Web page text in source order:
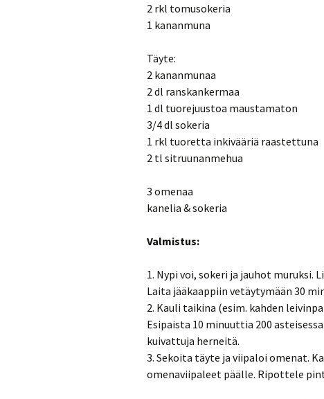
2 rkl tomusokeria
1 kananmuna
Täyte:
2 kananmunaa
2 dl ranskankermaa
1 dl tuorejuustoa maustamaton
3/4 dl sokeria
1 rkl tuoretta inkivääriä raastettuna
2 tl sitruunanmehua
3 omenaa
kanelia & sokeria
Valmistus:
1. Nypi voi, sokeri ja jauhot muruksi.
Laita jääkaappiin vetäytymään 30
2. Kauli taikina (esim. kahden
Esipaista 10 minuuttia 200
kuivattuja herneitä.
3. Sekoita täyte ja viipaloi omenat.
omenaviipaleet päälle. Ripottele